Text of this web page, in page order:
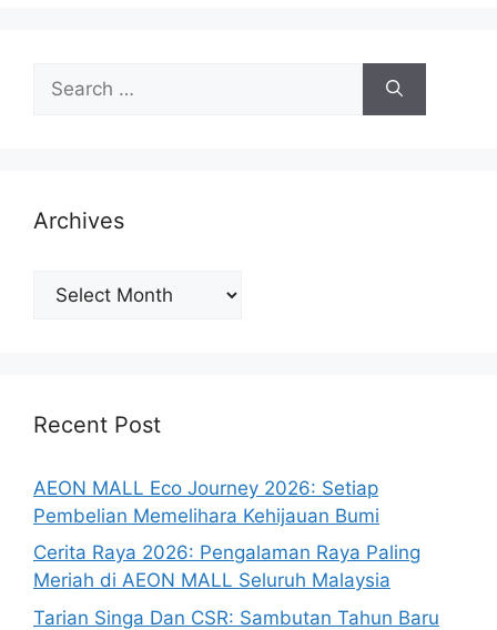
for:
Archives
Archives
Recent Post
AEON MALL Eco Journey 2026: Setiap
Pembelian Memelihara Kehijauan Bumi
Cerita Raya 2026: Pengalaman Raya Paling
Meriah di AEON MALL Seluruh Malaysia
Tarian Singa Dan CSR: Sambutan Tahun Baru